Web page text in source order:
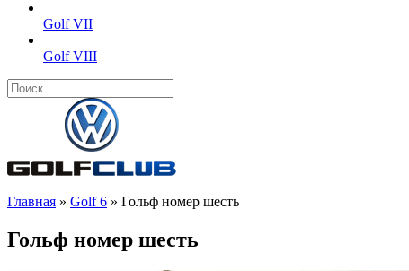
Golf VII
Golf VIII
Главная » Golf 6 » Гольф номер шесть
Гольф номер шесть